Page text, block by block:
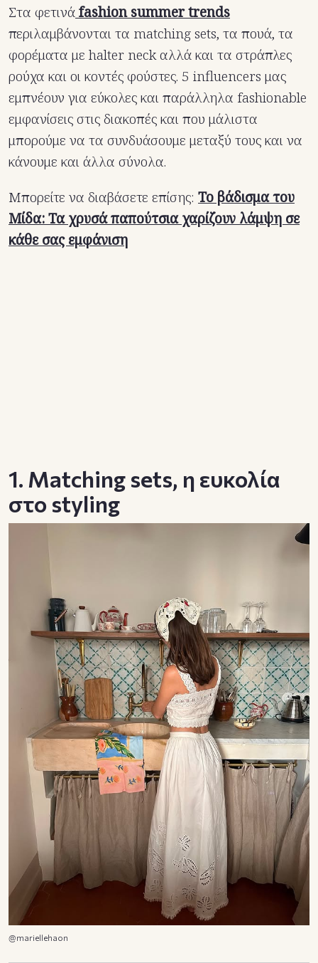
Στα φετινάfashion summer trends
περιλαμβάνονται τα matching sets, τα πουά, τα
φορέματα με halter neck αλλά και τα στράπλες
ρούχα και οι κοντές φούστες. 5 influencers μας
εμπνέουν για εύκολες και παράλληλα fashionable
εμφανίσεις στις διακοπές και που μάλιστα
μπορούμε να τα συνδυάσουμε μεταξύ τους και να
κάνουμε και άλλα σύνολα.
Μπορείτε να διαβάσετε επίσης: Το βάδισμα του
Μίδα: Τα χρυσά παπούτσια χαρίζουν λάμψη σε
κάθε σας εμφάνιση
1. Matching sets, η ευκολία
στο styling
@mariellehaon